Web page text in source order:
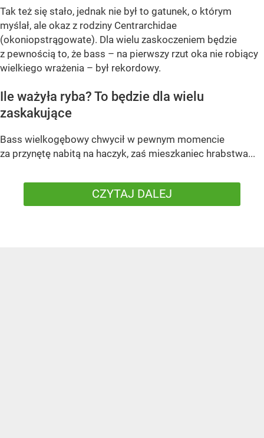
Tak też się stało, jednak nie był to gatunek, o którym
myślał, ale okaz z rodziny Centrarchidae
(okoniopstrągowate). Dla wielu zaskoczeniem będzie
z pewnością to, że bass – na pierwszy rzut oka nie robiący
wielkiego wrażenia – był rekordowy.
Ile ważyła ryba? To będzie dla wielu
zaskakujące
Bass wielkogębowy chwycił w pewnym momencie
za przynętę nabitą na haczyk, zaś mieszkaniec hrabstwa...
CZYTAJ DALEJ